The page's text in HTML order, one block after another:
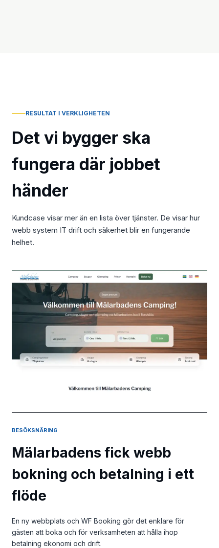
RESULTAT I VERKLIGHETEN
Det vi bygger ska
fungera där jobbet
händer
Kundcase visar mer än en lista över tjänster. De visar hur
webb system IT drift och säkerhet blir en fungerande
helhet.
BESÖKSNÄRING
Mälarbadens fick webb
bokning och betalning i ett
flöde
En ny webbplats och WF Booking gör det enklare för
gästen att boka och för verksamheten att hålla ihop
betalning ekonomi och drift.